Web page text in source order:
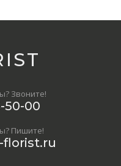
Звоните!
50-00
Пишите!
florist.ru